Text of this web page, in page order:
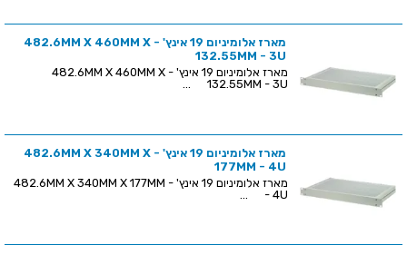
מארז אלומיניום 19 אינץ' - 482.6MM X 460MM X
132.55MM - 3U
מארז אלומיניום 19 אינץ' - 482.6MM X 460MM X
132.55MM - 3U ...
מארז אלומיניום 19 אינץ' - 482.6MM X 340MM X
177MM - 4U
מארז אלומיניום 19 אינץ' - 482.6MM X 340MM X 177MM
- 4U ...